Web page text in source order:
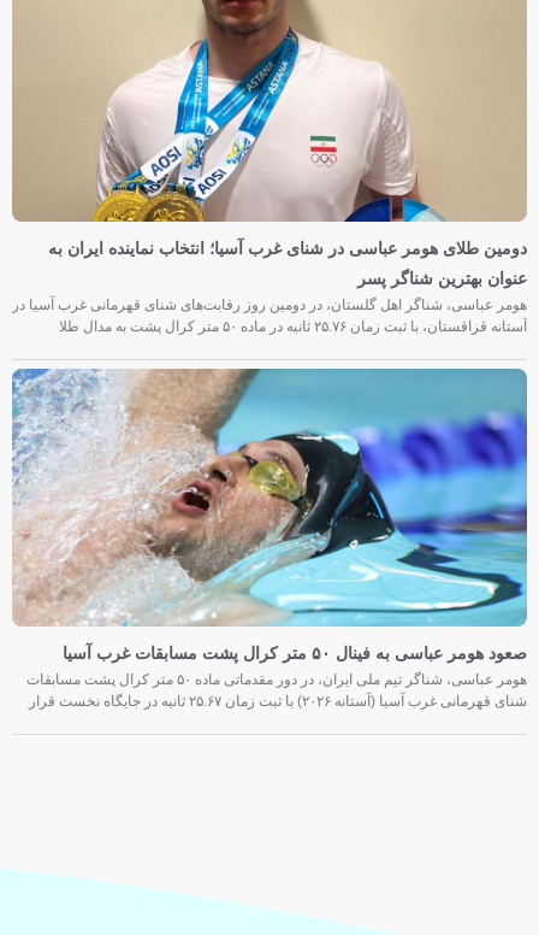
دومین طلای هومر عباسی در شنای غرب آسیا؛ انتخاب نماینده ایران به
عنوان بهترین شناگر پسر
هومر عباسی، شناگر اهل گلستان، در دومین روز رقابت‌های شنای قهرمانی غرب آسیا در
آستانه قزاقستان، با ثبت زمان ۲۵.۷۶ ثانیه در ماده ۵۰ متر کرال پشت به مدال طلا
صعود هومر عباسی به فینال ۵۰ متر کرال پشت مسابقات غرب آسیا
هومر عباسی، شناگر تیم ملی ایران، در دور مقدماتی ماده ۵۰ متر کرال پشت مسابقات
شنای قهرمانی غرب آسیا (آستانه ۲۰۲۶) با ثبت زمان ۲۵.۶۷ ثانیه در جایگاه نخست قرار